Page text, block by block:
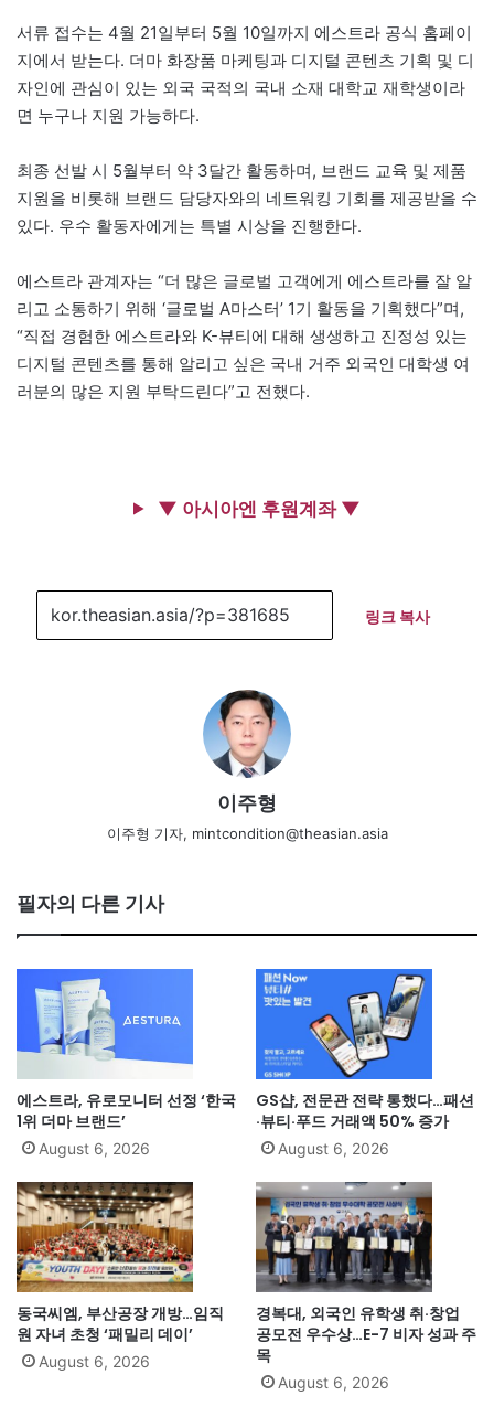
서류 접수는 4월 21일부터 5월 10일까지 에스트라 공식 홈페이
지에서 받는다. 더마 화장품 마케팅과 디지털 콘텐츠 기획 및 디
자인에 관심이 있는 외국 국적의 국내 소재 대학교 재학생이라
면 누구나 지원 가능하다.
최종 선발 시 5월부터 약 3달간 활동하며, 브랜드 교육 및 제품
지원을 비롯해 브랜드 담당자와의 네트워킹 기회를 제공받을 수
있다. 우수 활동자에게는 특별 시상을 진행한다.
에스트라 관계자는 “더 많은 글로벌 고객에게 에스트라를 잘 알
리고 소통하기 위해 ‘글로벌 A마스터’ 1기 활동을 기획했다”며,
“직접 경험한 에스트라와 K-뷰티에 대해 생생하고 진정성 있는
디지털 콘텐츠를 통해 알리고 싶은 국내 거주 외국인 대학생 여
러분의 많은 지원 부탁드린다”고 전했다.
▼ 아시아엔 후원계좌 ▼
링크 복사
이주형
이주형 기자, mintcondition@theasian.asia
필자의 다른 기사
에스트라, 유로모니터 선정 ‘한국
1위 더마 브랜드’
August 6, 2026
GS샵, 전문관 전략 통했다…패션
·뷰티·푸드 거래액 50% 증가
August 6, 2026
동국씨엠, 부산공장 개방…임직
원 자녀 초청 ‘패밀리 데이’
August 6, 2026
경복대, 외국인 유학생 취·창업
공모전 우수상…E-7 비자 성과 주
목
August 6, 2026